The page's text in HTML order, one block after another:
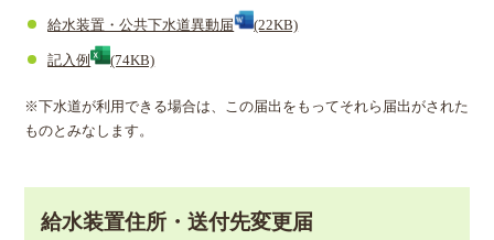
給水装置・公共下水道異動届 (22KB)
記入例 (74KB)
※下水道が利用できる場合は、この届出をもってそれら届出がされた
ものとみなします。
給水装置住所・送付先変更届